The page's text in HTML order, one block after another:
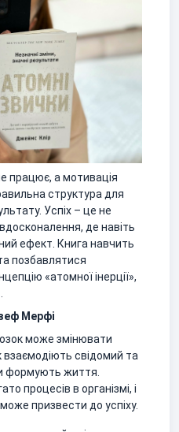
працює, а мотивація
структура для
Успіх – це не
де навіть
ефект. Книга навчить
позбавлятися
«атомної інерції»,
Мерфі
може змінювати
взаємодіють свідомий та
формують життя.
процесів в організмі, і
призвести до успіху.